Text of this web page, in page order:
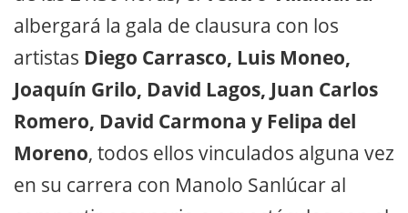
albergará la gala de clausura con los
artistas Diego Carrasco, Luis Moneo,
Joaquín Grilo, David Lagos, Juan Carlos
Romero, David Carmona y Felipa del
Moreno, todos ellos vinculados alguna vez
en su carrera con Manolo Sanlúcar al